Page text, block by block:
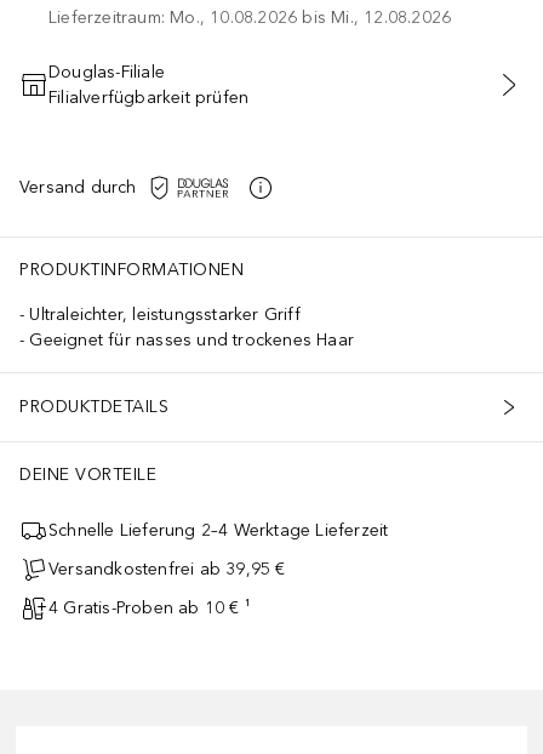
Lieferzeitraum: Mo., 10.08.2026 bis Mi., 12.08.2026
IN DEN WARENKORB
Douglas-Filiale
Filialverfügbarkeit prüfen
Versand durch
PRODUKTINFORMATIONEN
Ultraleichter, leistungsstarker Griff
Geeignet für nasses und trockenes Haar
PRODUKTDETAILS
DEINE VORTEILE
Schnelle Lieferung 2–4 Werktage Lieferzeit
Versandkostenfrei ab 39,95 €
4 Gratis-Proben ab 10 € ¹